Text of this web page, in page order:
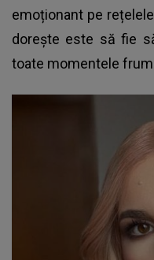
emoționant pe
dorește este să fie
toate momentele